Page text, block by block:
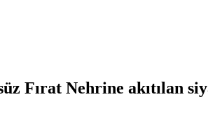
Fırat Nehrine akıtılan